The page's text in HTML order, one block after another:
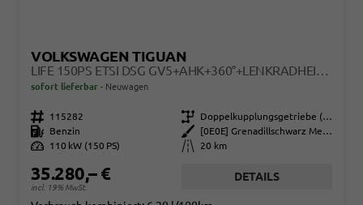
VOLKSWAGEN TIGUAN
LIFE 150PS ETSI DSG GV5+AHK+360°+LENKRADHEIZ+IQ.DRIVE+ACC+APP+EHECK+LED
sofort lieferbar Neuwagen
Fahrzeugnr. 115282 Getriebe
Doppelkupplungsgetriebe (DSG)
Kraftstoff
Benzin Außenfarbe
[0E0E] Grenadillschwarz Metallic
Leistung
110 kW (150 PS) Kilometerstand 20 km
35.280,– €
incl. 19% MwSt.
DETAILS